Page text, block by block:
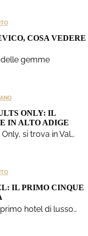
COSA VEDERE
gemme
ONLY: IL
IN ALTO ADIGE
si trova in Val…
IL PRIMO CINQUE
hotel di lusso…